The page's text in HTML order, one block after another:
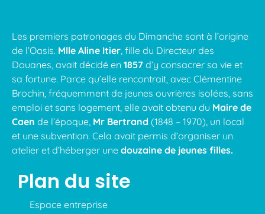
Les premiers patronages du Dimanche sont à l’origine
de l’Oasis. Mlle Aline Itier, fille du Directeur des
Douanes, avait décidé en 1857 d’y consacrer sa vie et
sa fortune. Parce qu’elle rencontrait, avec Clémentine
Brochin, fréquemment de jeunes ouvrières isolées, sans
emploi et sans logement, elle avait obtenu du Maire de
Caen de l’époque, Mr Bertrand (1848 – 1970), un local
et une subvention. Cela avait permis d’organiser un
atelier et d’héberger une douzaine de jeunes filles.
Plan du site
Espace entreprise